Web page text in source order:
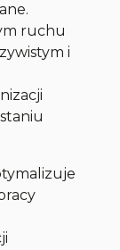
ruchu
i